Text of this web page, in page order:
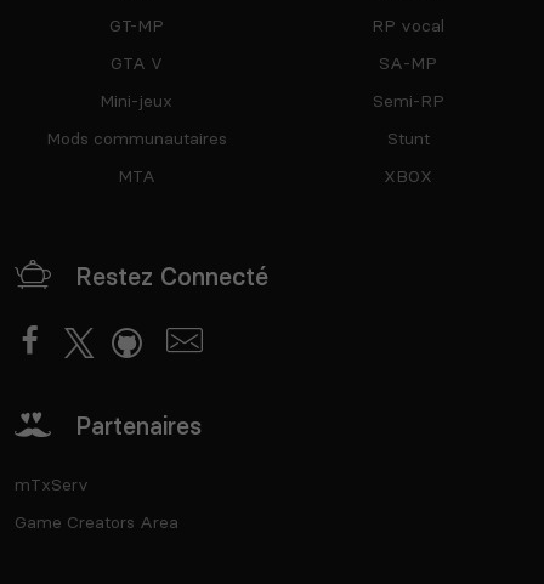
GT-MP
GTA V
Mini-jeux
Mods communautaires
MTA
RP vocal
SA-MP
Semi-RP
Stunt
XBOX
Restez Connecté
Partenaires
mTxServ
Game Creators Area